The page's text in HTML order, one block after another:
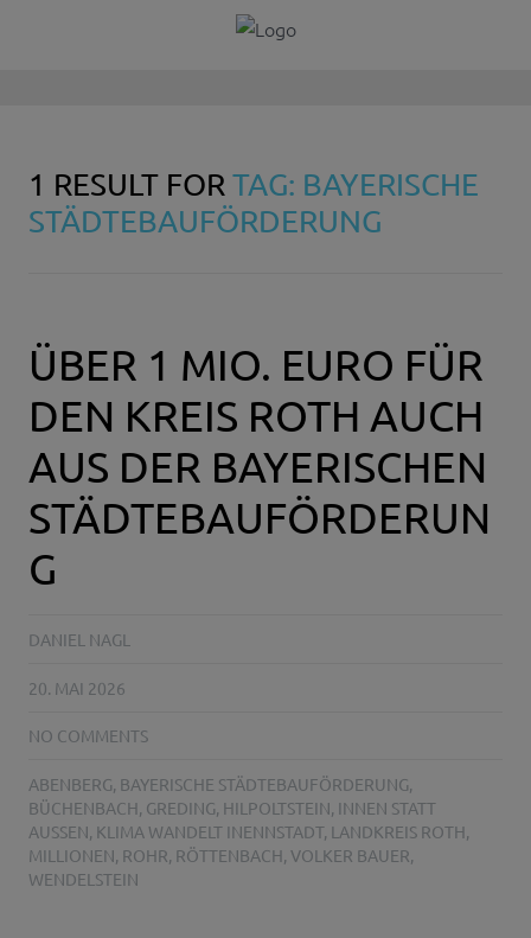
1 RESULT FORTAG: BAYERISCHE
STÄDTEBAUFÖRDERUNG
ÜBER 1 MIO. EURO FÜR
DEN KREIS ROTH AUCH
AUS DER BAYERISCHEN
STÄDTEBAUFÖRDERUN
G
DANIEL NAGL
20. MAI 2026
NO COMMENTS
ABENBERG, BAYERISCHE STÄDTEBAUFÖRDERUNG,
BÜCHENBACH, GREDING, HILPOLTSTEIN, INNEN STATT
AUSSEN, KLIMA WANDELT INENNSTADT, LANDKREIS ROTH,
MILLIONEN, ROHR, RÖTTENBACH, VOLKER BAUER,
WENDELSTEIN